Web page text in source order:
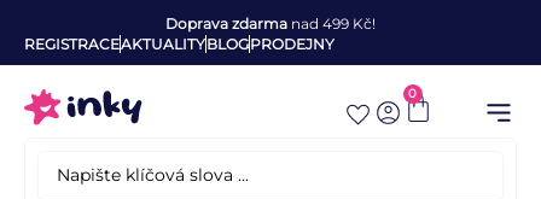
Doprava zdarma nad 499 Kč!
REGISTRACEAKTUALITYBLOGPRODEJNY
0